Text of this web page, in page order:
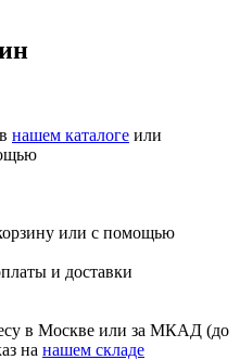
нашем каталоге или
или с помощью
и доставки
в Москве или за МКАД (до
на нашем складе